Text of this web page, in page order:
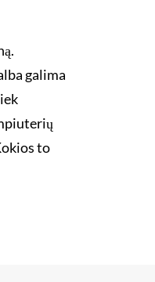
galima
to